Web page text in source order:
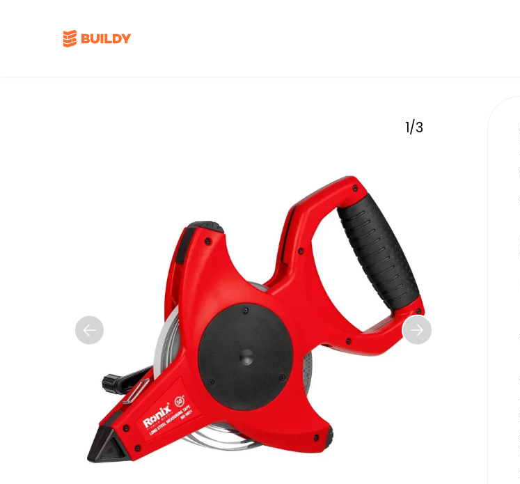
1/3